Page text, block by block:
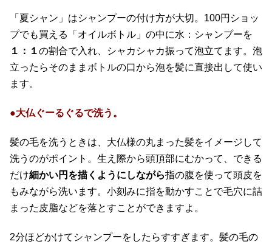
「夏シャン」はシャンプーの付け方が大切。100円ショッ
プでも買える「オイルボトル」の中に水：シャンプーを
１：１の割合で入れ、シャカシャカ振って泡立てます。泡
立ったらそのままボトルの口から泡を髪に直接出して使い
ます。
●大仏ぐーるぐるで洗う。
髪の毛を洗うときは、大仏様の丸まった髪をイメージして
洗うのがポイント。生え際から頭頂部にむかって、できる
だけ細かい円を描くようにしながら指の腹を使って頭皮を
もみながら洗います。小刻みに指を動かすことで毛穴に詰
まった皮脂などを落とすことができますよ。
2分ほどかけてシャンプーをしたらすすぎます。髪の毛の